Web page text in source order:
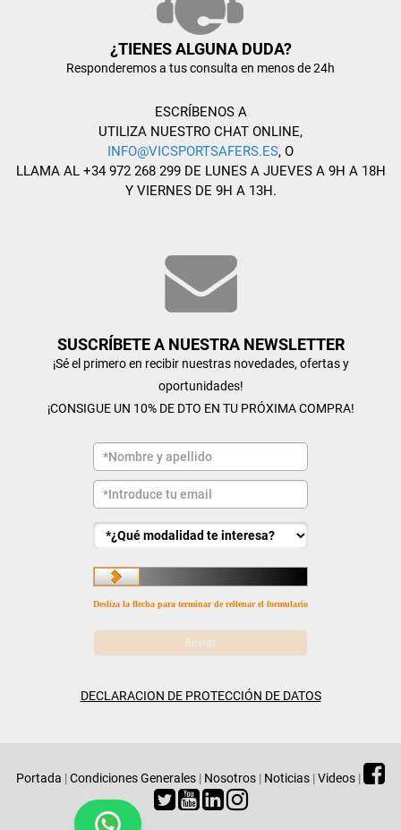
¿TIENES ALGUNA DUDA?
Responderemos a tus consulta en menos de 24h
ESCRÍBENOS A
UTILIZA NUESTRO CHAT ONLINE,
INFO@VICSPORTSAFERS.ES, O
LLAMA AL +34 972 268 299 DE LUNES A JUEVES A 9H A 18H
Y VIERNES DE 9H A 13H.
SUSCRÍBETE A NUESTRA NEWSLETTER
¡Sé el primero en recibir nuestras novedades, ofertas y
oportunidades!
¡CONSIGUE UN 10% DE DTO EN TU PRÓXIMA COMPRA!
Desliza la flecha para terminar de rellenar el formulario
DECLARACION DE PROTECCIÓN DE DATOS
Portada |Condiciones Generales | Nosotros | Noticias |Videos |